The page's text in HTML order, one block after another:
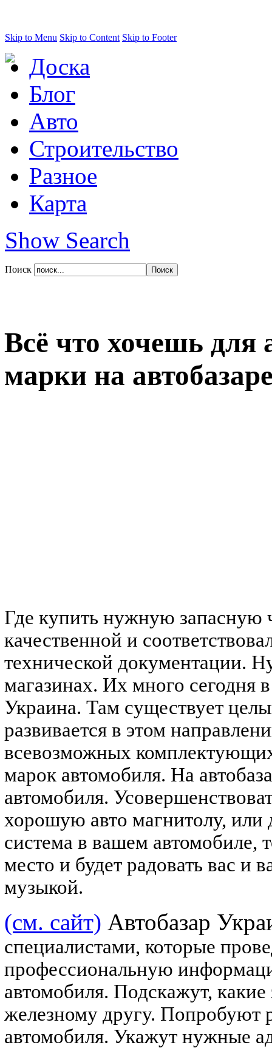
Skip to Menu Skip to Content Skip to Footer
Доска
Блог
Авто
Строительство
Разное
Карта
Show Search
Поиск
Всё что хочешь для
марки на
Где купить нужную запасную
качественной и
технической документации.
магазинах. Их много сегодня
Украина. Там существует
развивается в этом
всевозможных
марок автомобиля. На
автомобиля.
хорошую авто магнитолу, или
система в вашем автомобиле,
место и будет радовать вас и
музыкой.
(см. сайт) Автобазар
специалистами, которые
профессиональную
автомобиля. Подскажут,
железному другу. Попробуют
автомобиля. Укажут нужные